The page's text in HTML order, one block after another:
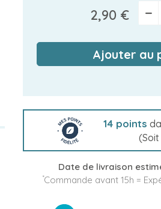
2,90 € −
Ajouter au
14 points
(Soit
Date de livraison
*Commande avant 15h =